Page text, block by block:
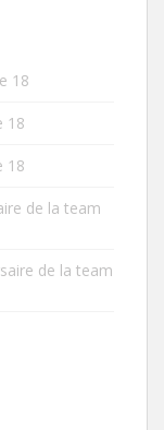
18
18
18
de la team
de la team